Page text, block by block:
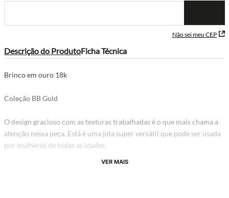
Não sei meu CEP
Descrição do ProdutoFicha Técnica
Brinco em ouro 18k
Coleção BB Gold
O design gracioso com as texturas trabalhadas é o que mais chama a
atenção nessa peça. Está é uma joia super versátil que pode ser usada
por mulheres de todas as idades.
VER MAIS